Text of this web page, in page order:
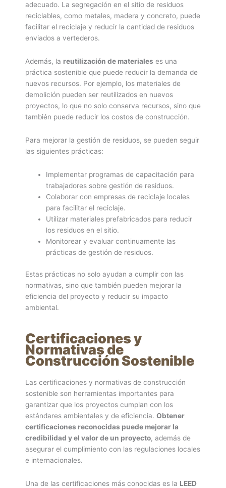
adecuado. La segregación en el sitio de residuos
reciclables, como metales, madera y concreto, puede
facilitar el reciclaje y reducir la cantidad de residuos
enviados a vertederos.
Además, la reutilización de materiales es una
práctica sostenible que puede reducir la demanda de
nuevos recursos. Por ejemplo, los materiales de
demolición pueden ser reutilizados en nuevos
proyectos, lo que no solo conserva recursos, sino que
también puede reducir los costos de construcción.
Para mejorar la gestión de residuos, se pueden seguir
las siguientes prácticas:
Implementar programas de capacitación para
trabajadores sobre gestión de residuos.
Colaborar con empresas de reciclaje locales
para facilitar el reciclaje.
Utilizar materiales prefabricados para reducir
los residuos en el sitio.
Monitorear y evaluar continuamente las
prácticas de gestión de residuos.
Estas prácticas no solo ayudan a cumplir con las
normativas, sino que también pueden mejorar la
eficiencia del proyecto y reducir su impacto
ambiental.
Certificaciones y
Normativas de
Construcción Sostenible
Las certificaciones y normativas de construcción
sostenible son herramientas importantes para
garantizar que los proyectos cumplan con los
estándares ambientales y de eficiencia. Obtener
certificaciones reconocidas puede mejorar la
credibilidad y el valor de un proyecto, además de
asegurar el cumplimiento con las regulaciones locales
e internacionales.
Una de las certificaciones más conocidas es la LEED